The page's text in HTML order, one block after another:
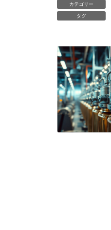
カテゴリー
タグ